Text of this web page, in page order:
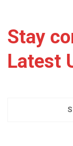
Stay
Latest